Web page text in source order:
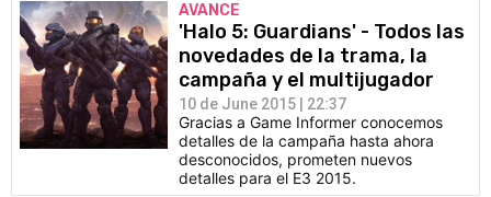
AVANCE
'Halo 5: Guardians' - Todos las
novedades de la trama, la
campaña y el multijugador
10 de June 2015 | 22:37
Gracias a Game Informer conocemos
detalles de la campaña hasta ahora
desconocidos, prometen nuevos
detalles para el E3 2015.